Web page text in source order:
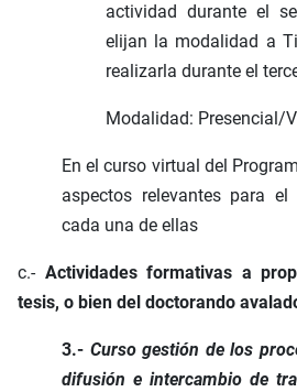
actividad durante el
elijan la modalidad a
realizarla durante el
Modalidad: Presencial/
En el curso virtual del
aspectos relevantes para
cada una de ellas
c.- Actividades formativas a
tesis, o bien del doctorando
3.- Curso gestión de los
difusión e intercambio de